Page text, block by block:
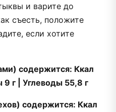
и варите до
съесть, положите
если хотите
содержится: Ккал
г | Углеводы 55,8 г
содержится: Ккал